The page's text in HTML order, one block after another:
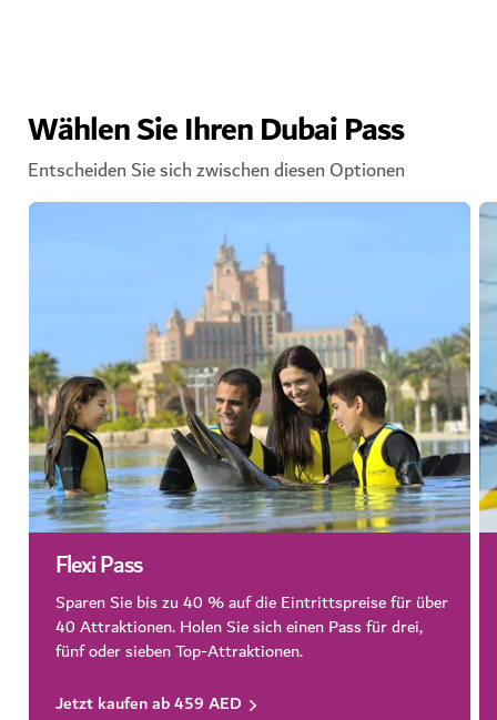
Wählen Sie Ihren Dubai Pass
Entscheiden Sie sich zwischen diesen Optionen
Flexi Pass
Sparen Sie bis zu 40 % auf die Eintrittspreise für über
40 Attraktionen. Holen Sie sich einen Pass für drei,
fünf oder sieben Top-Attraktionen.
Jetzt kaufen ab 459 AED